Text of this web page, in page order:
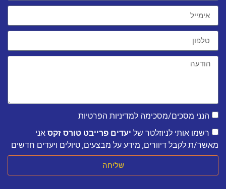
הנני מסכים/מסכימה למדיניות הפרטיות
רשמו אותי לניוזלטר של יעדים פרייבט טורס זקס אני
מאשר/ת לקבל דיוורים, מידע על מבצעים, טיולים ויעדים חדשים
שליחה